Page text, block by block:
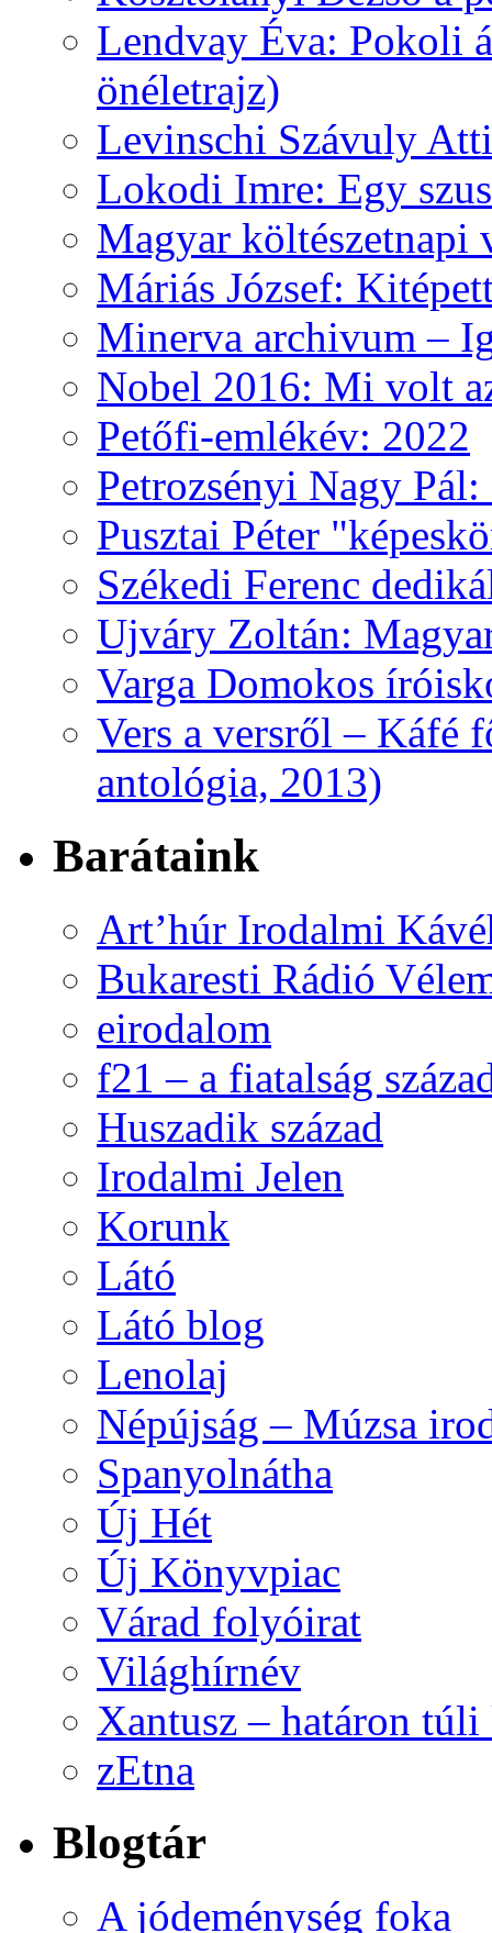
Lendvay Éva: Pokoli
önéletrajz)
Levinschi Szávuly
Lokodi Imre: Egy
Magyar költészetnapi
Máriás József:
Minerva archivum –
Nobel 2016: Mi volt
Petőfi-emlékév: 2022
Petrozsényi Nagy
Pusztai Péter
Székedi Ferenc
Ujváry Zoltán:
Varga Domokos
Vers a versről – Káfé
antológia, 2013)
Barátaink
Art’húr Irodalmi
Bukaresti Rádió
eirodalom
f21 – a fiatalság
Huszadik század
Irodalmi Jelen
Korunk
Látó
Látó blog
Lenolaj
Népújság – Múzsa
Spanyolnátha
Új Hét
Új Könyvpiac
Várad folyóirat
Világhírnév
Xantusz – határon
zEtna
Blogtár
A jódeménység foka